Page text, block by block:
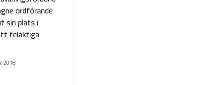
ordförande
sin plats i
felaktiga
2018